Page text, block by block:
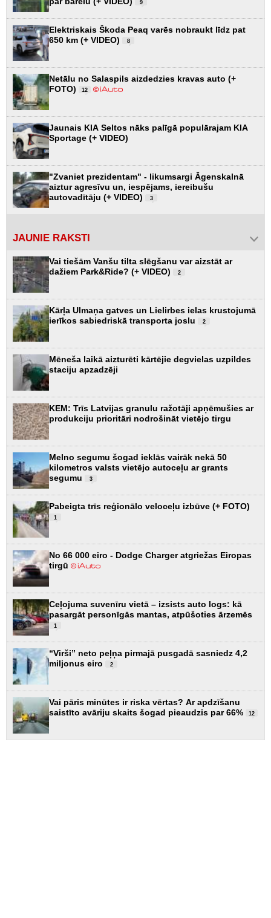
9
Elektriskais Škoda Peaq varēs nobraukt līdz pat
650 km (+ VIDEO)
8
Netālu no Salaspils aizdedzies kravas auto (+
FOTO)
12
Jaunais KIA Seltos nāks palīgā populārajam KIA
Sportage (+ VIDEO)
"Zvaniet prezidentam" - likumsargi Āgenskalnā
aiztur agresīvu un, iespējams, iereibušu
autovadītāju (+ VIDEO)
3
JAUNIE RAKSTI
Vai tiešām Vanšu tilta slēgšanu var aizstāt ar
dažiem Park&Ride? (+ VIDEO)
2
Kārļa Ulmaņa gatves un Lielirbes ielas krustojumā
ierīkos sabiedriskā transporta joslu
2
Mēneša laikā aizturēti kārtējie degvielas uzpildes
staciju apzadzēji
KEM: Trīs Latvijas granulu ražotāji apņēmušies ar
produkciju prioritāri nodrošināt vietējo tirgu
Melno segumu šogad ieklās vairāk nekā 50
kilometros valsts vietējo autoceļu ar grants
segumu
3
Pabeigta trīs reģionālo veloceļu izbūve (+ FOTO)
1
No 66 000 eiro - Dodge Charger atgriežas Eiropas
tirgū
Ceļojuma suvenīru vietā – izsists auto logs: kā
pasargāt personīgās mantas, atpūšoties ārzemēs
1
“Virši” neto peļņa pirmajā pusgadā sasniedz 4,2
miljonus eiro
2
Vai pāris minūtes ir riska vērtas? Ar apdzīšanu
saistīto avāriju skaits šogad pieaudzis par 66%
12